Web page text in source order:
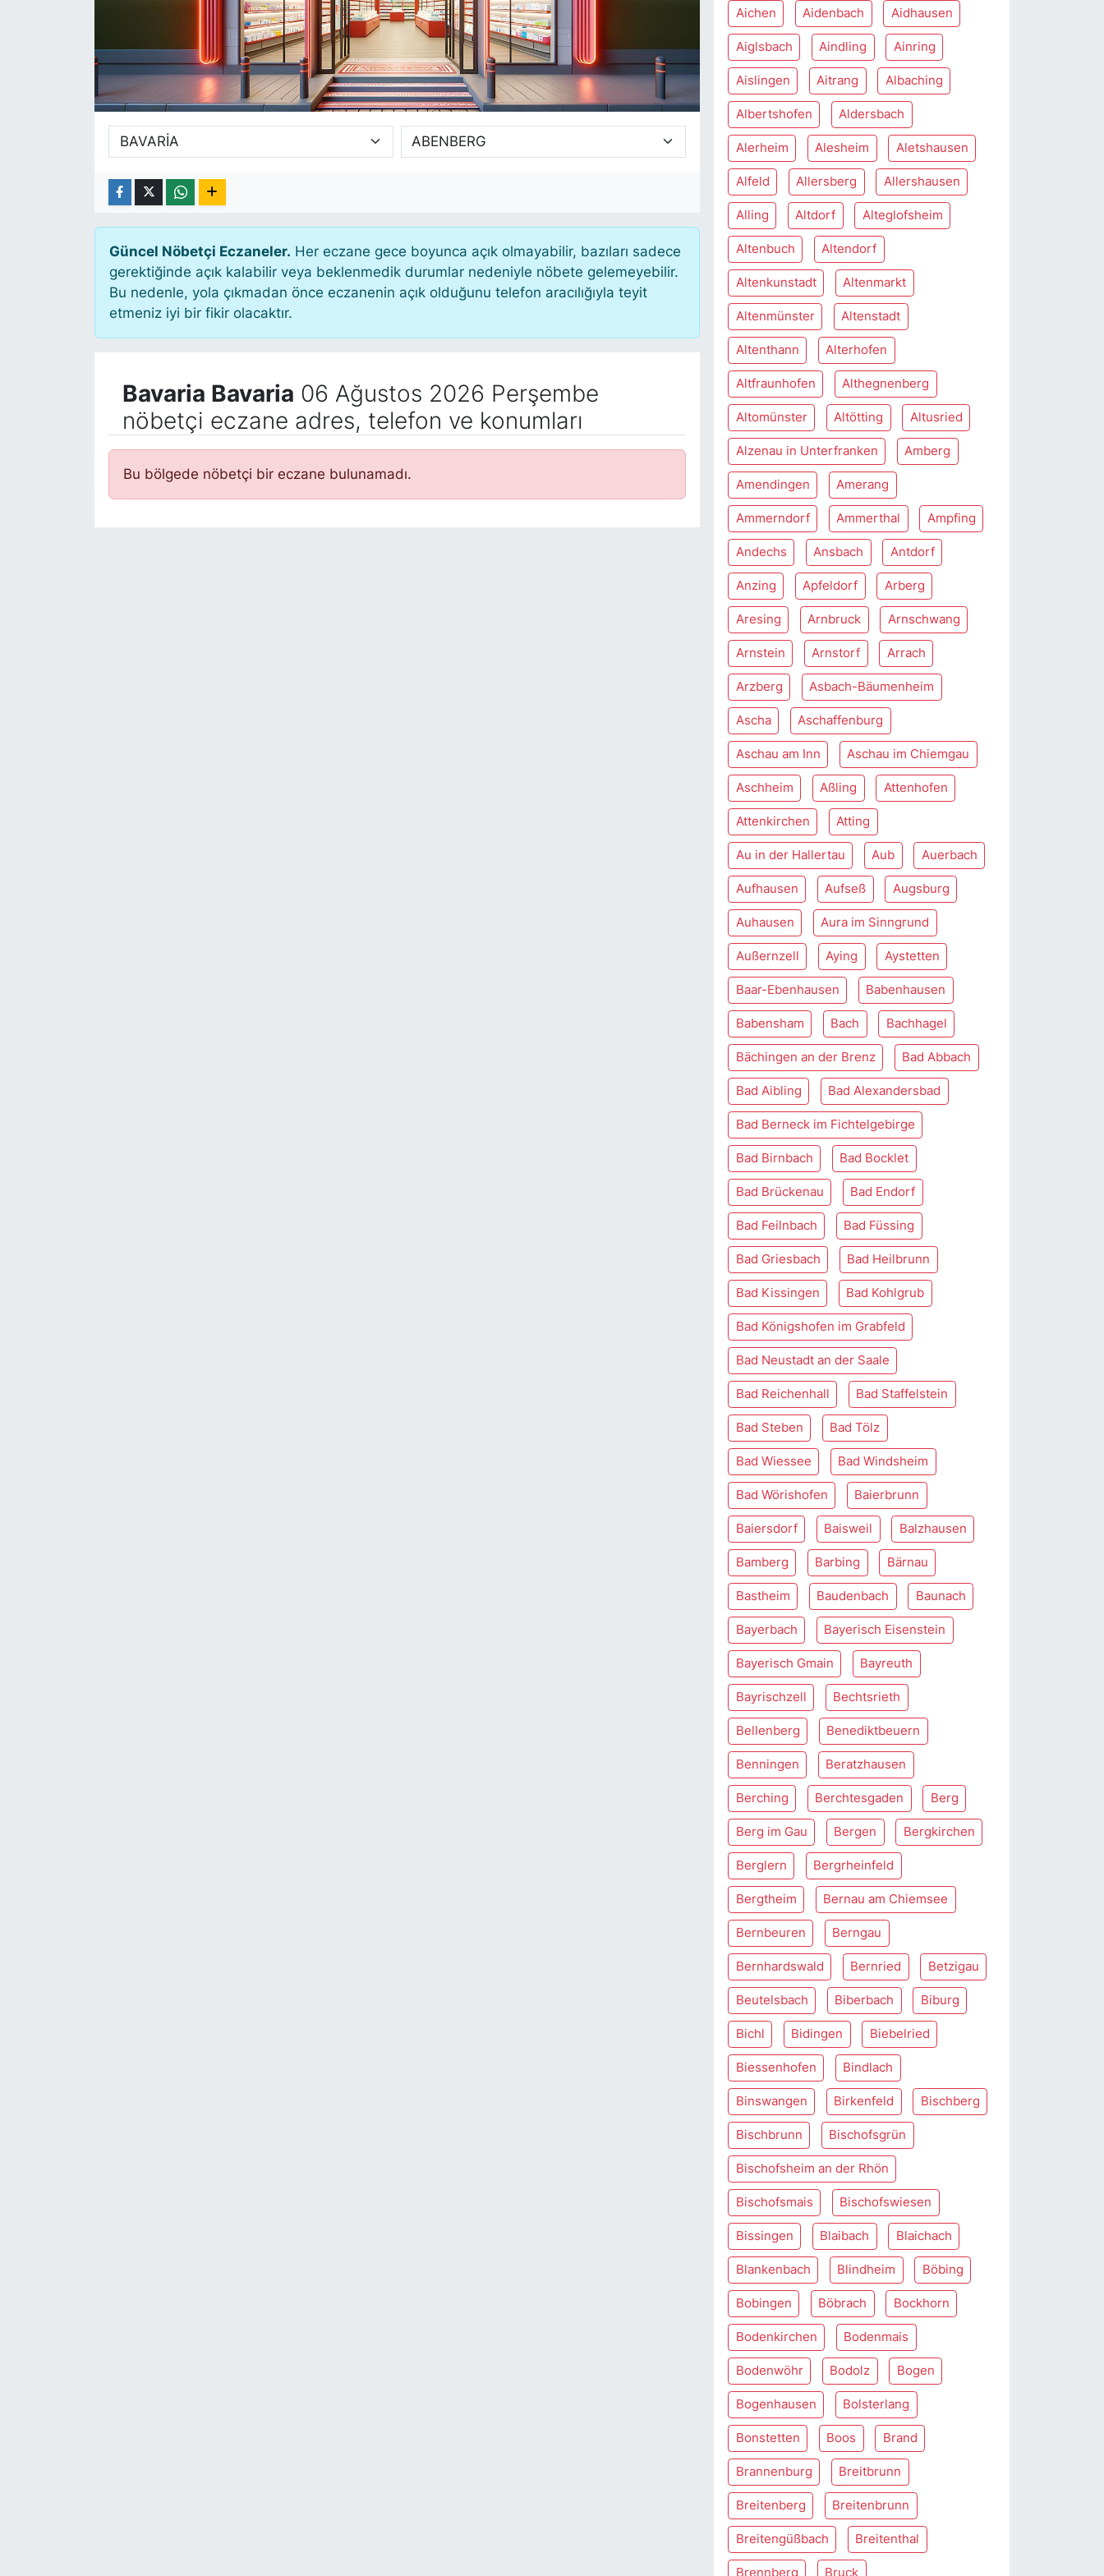
Güncel Nöbetçi Eczaneler. Her eczane gece boyunca açık olmayabilir, bazıları sadece
gerektiğinde açık kalabilir veya beklenmedik durumlar nedeniyle nöbete gelemeyebilir.
Bu nedenle, yola çıkmadan önce eczanenin açık olduğunu telefon aracılığıyla teyit
etmeniz iyi bir fikir olacaktır.
Bavaria Bavaria 06 Ağustos 2026 Perşembe
nöbetçi eczane adres, telefon ve konumları
Bu bölgede nöbetçi bir eczane bulunamadı.
Aichen Aidenbach Aidhausen
Aiglsbach Aindling Ainring
Aislingen Aitrang Albaching
Albertshofen Aldersbach
Alerheim Alesheim Aletshausen
Alfeld Allersberg Allershausen
Alling Altdorf Alteglofsheim
Altenbuch Altendorf
Altenkunstadt Altenmarkt
Altenmünster Altenstadt
Altenthann Alterhofen
Altfraunhofen Althegnenberg
Altomünster Altötting Altusried
Alzenau in Unterfranken Amberg
Amendingen Amerang
Ammerndorf Ammerthal Ampfing
Andechs Ansbach Antdorf
Anzing Apfeldorf Arberg
Aresing Arnbruck Arnschwang
Arnstein Arnstorf Arrach
Arzberg Asbach-Bäumenheim
Ascha Aschaffenburg
Aschau am Inn Aschau im Chiemgau
Aschheim Aßling Attenhofen
Attenkirchen Atting
Au in der Hallertau Aub Auerbach
Aufhausen Aufseß Augsburg
Auhausen Aura im Sinngrund
Außernzell Aying Aystetten
Baar-Ebenhausen Babenhausen
Babensham Bach Bachhagel
Bächingen an der Brenz Bad Abbach
Bad Aibling Bad Alexandersbad
Bad Berneck im Fichtelgebirge
Bad Birnbach Bad Bocklet
Bad Brückenau Bad Endorf
Bad Feilnbach Bad Füssing
Bad Griesbach Bad Heilbrunn
Bad Kissingen Bad Kohlgrub
Bad Königshofen im Grabfeld
Bad Neustadt an der Saale
Bad Reichenhall Bad Staffelstein
Bad Steben Bad Tölz
Bad Wiessee Bad Windsheim
Bad Wörishofen Baierbrunn
Baiersdorf Baisweil Balzhausen
Bamberg Barbing Bärnau
Bastheim Baudenbach Baunach
Bayerbach Bayerisch Eisenstein
Bayerisch Gmain Bayreuth
Bayrischzell Bechtsrieth
Bellenberg Benediktbeuern
Benningen Beratzhausen
Berching Berchtesgaden Berg
Berg im Gau Bergen Bergkirchen
Berglern Bergrheinfeld
Bergtheim Bernau am Chiemsee
Bernbeuren Berngau
Bernhardswald Bernried Betzigau
Beutelsbach Biberbach Biburg
Bichl Bidingen Biebelried
Biessenhofen Bindlach
Binswangen Birkenfeld Bischberg
Bischbrunn Bischofsgrün
Bischofsheim an der Rhön
Bischofsmais Bischofswiesen
Bissingen Blaibach Blaichach
Blankenbach Blindheim Böbing
Bobingen Böbrach Bockhorn
Bodenkirchen Bodenmais
Bodenwöhr Bodolz Bogen
Bogenhausen Bolsterlang
Bonstetten Boos Brand
Brannenburg Breitbrunn
Breitenberg Breitenbrunn
Breitengüßbach Breitenthal
Brennberg Bruck
SAĞLIK